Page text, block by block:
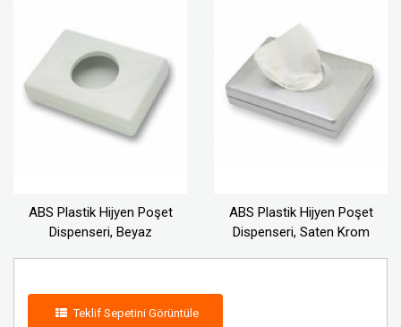
ABS Plastik Hijyen Poşet
Dispenseri, Beyaz
ABS Plastik Hijyen Poşet
Dispenseri, Saten Krom
Teklif Sepetini Görüntüle